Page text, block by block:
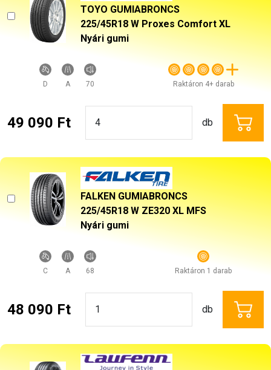
TOYO GUMIABRONCS
225/45R18 W Proxes Comfort XL
Nyári gumi
D A 70 Raktáron 4+ darab
49 090 Ft db
FALKEN GUMIABRONCS
225/45R18 W ZE320 XL MFS
Nyári gumi
C A 68 Raktáron 1 darab
48 090 Ft db